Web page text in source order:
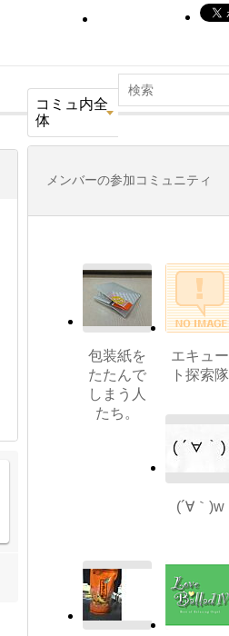
コミュ内全
体
メンバーの参加コミュニティ
包装紙を
たたんで
しまう人
たち。
エキュー
ト探索隊
(´∀｀)w